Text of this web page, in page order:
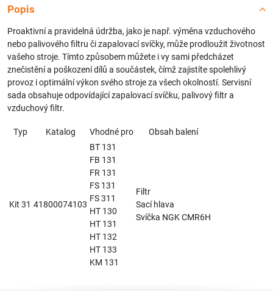
Popis
Proaktivní a pravidelná údržba, jako je např. výměna vzduchového
nebo palivového filtru či zapalovací svíčky, může prodloužit životnost
vašeho stroje. Tímto způsobem můžete i vy sami předcházet
znečistění a poškození dílů a součástek, čímž zajistíte spolehlivý
provoz i optimální výkon svého stroje za všech okolností. Servisní
sada obsahuje odpovídající zapalovací svíčku, palivový filtr a
vzduchový filtr.
Typ Katalog Vhodné pro Obsah balení
Kit 31 41800074103
BT 131
FB 131
FR 131
FS 131
FS 311
HT 130
HT 131
HT 132
HT 133
KM 131
Filtr
Sací hlava
Svíčka NGK CMR6H